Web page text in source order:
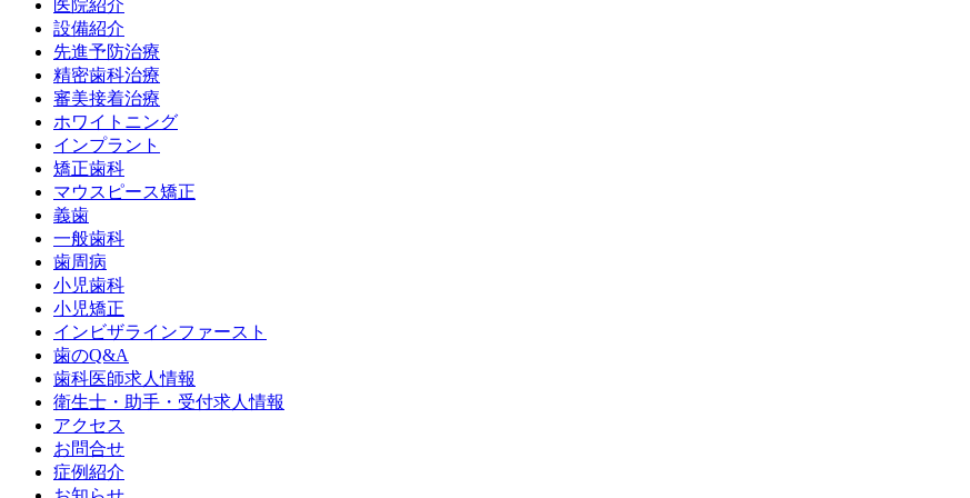
医院紹介
設備紹介
先進予防治療
精密歯科治療
審美接着治療
ホワイトニング
インプラント
矯正歯科
マウスピース矯正
義歯
一般歯科
歯周病
小児歯科
小児矯正
インビザラインファースト
歯のQ&A
歯科医師求人情報
衛生士・助手・受付求人情報
アクセス
お問合せ
症例紹介